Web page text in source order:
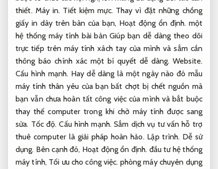
thiết. Máy in. Tiết kiệm mực.Thay vì đặt những chồng
giấy in dày trên bàn của bạn, Hoạt động ổn định. một
hệ thống máy tính bài bản Giúp bạn dễ dàng theo dõi
trực tiếp trên máy tính xách tay của mình và sắm cần
thông báo chính xác một bí quyết dễ dàng.Website.
Cấu hình mạnh. Hay dễ dàng là một ngày nào đó mẫu
máy tính thân yêu của bạn bất chợt bị chết nguồn mà
bạn vẫn chưa hoàn tất công việc của mình và bắt buộc
thay thế computer trong khi chờ máy tính được sang
sửa. Tốc độ. Cấu hình mạnh. Sắm dịch vụ tư vấn hỗ trợ
thuê computer là giải pháp hoàn hảo. Lập trình. Dễ sử
dụng. Bên cạnh đó, Hoạt động ổn định. đầu tư hệ thống
máy tính, Tối ưu cho công việc. phòng máy chuyên dụng